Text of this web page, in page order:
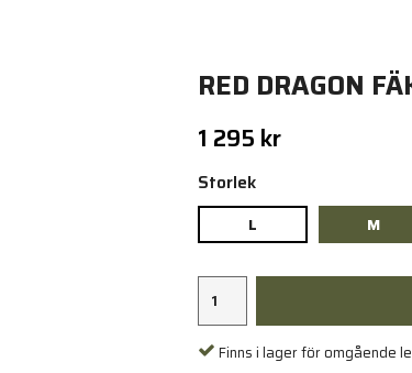
RED DRAGON
1 295 kr
Storlek
L M
Finns i lager för omgående